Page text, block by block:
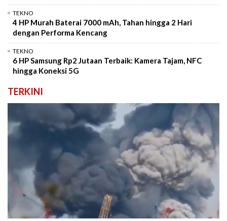
TEKNO
4 HP Murah Baterai 7000 mAh, Tahan hingga 2 Hari
dengan Performa Kencang
TEKNO
6 HP Samsung Rp2 Jutaan Terbaik: Kamera Tajam, NFC
hingga Koneksi 5G
TERKINI